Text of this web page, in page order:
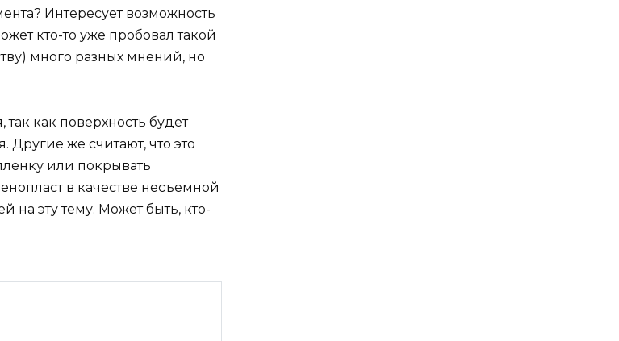
Интересует возможность
кто-то уже пробовал такой
много разных мнений, но
как поверхность будет
же считают, что это
или покрывать
в качестве несъемной
на эту тему. Может быть, кто-